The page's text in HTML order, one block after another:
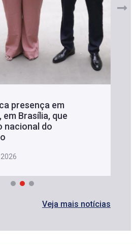
presença em
Brasília, que
nacional do
Veja mais notícias